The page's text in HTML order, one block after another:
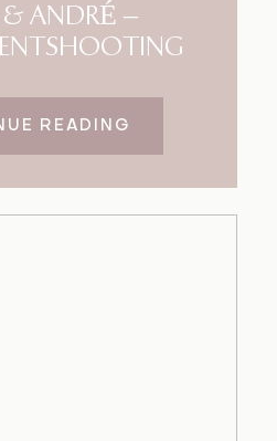
ANDRÉ –
READING